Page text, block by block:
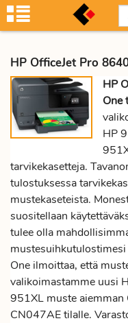
HP OfficeJet Pro
HP
One
HP
tarvikekasetteja.
tulostuksessa
mustekaseteista.
suositellaan
tulee olla
One ilmoittaa, että
valikoimastamme uusi
951XL muste
CN047AE tilalle.